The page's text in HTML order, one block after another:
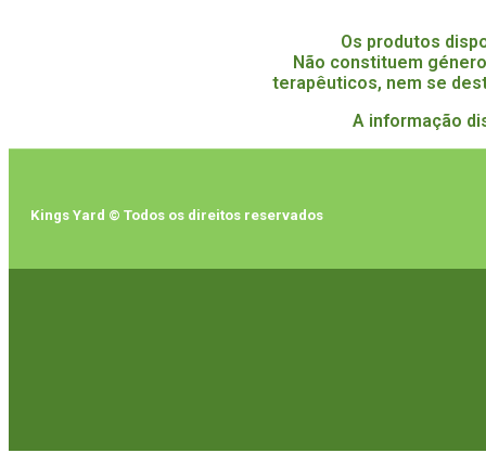
Os produtos
Não constituem
terapêuticos, nem se
A informação
Kings Yard © Todos os direitos reservados